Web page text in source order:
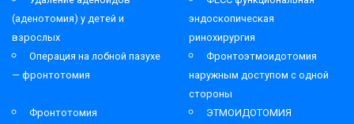
(аденотомия) у детей и
взрослых
эндоскопическая
ринохирургия
Операция на лобной пазухе
— фронтотомия
Фронтоэтмоидотомия
наружным доступом с одной
стороны
Фронтотомия
ЭТМОИДОТОМИЯ